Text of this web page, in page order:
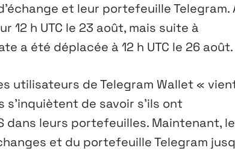
et leur portefeuille Telegram.
12 h UTC le 23 août, mais suite à
a été déplacée à 12 h UTC le 26 août.
utilisateurs de Telegram Wallet «
de savoir s’ils ont
dans leurs portefeuilles. Maintenant, le
et du portefeuille Telegram